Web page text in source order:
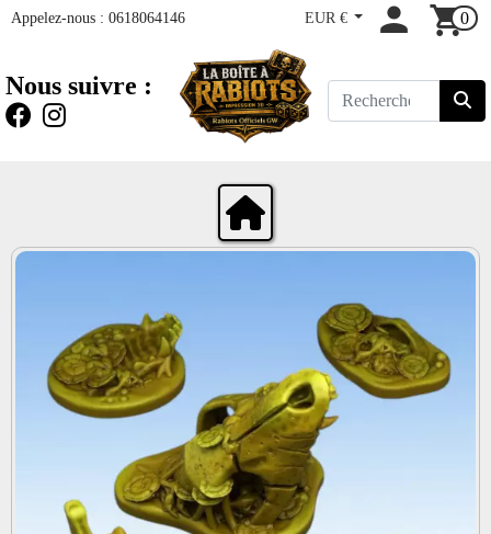
Appelez-nous : 0618064146 EUR € 0
Nous suivre :